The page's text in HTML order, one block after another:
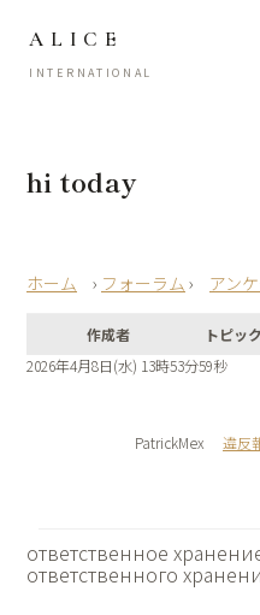
ALICE
INTERNATIONAL
hi today
› フォーラム › アン
作成者
トピック
2026年4月8日(水) 13時53分59秒
PatrickMex 違反
ответственное
ответственного